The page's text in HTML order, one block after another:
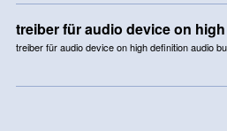
treiber für audio device on
treiber für audio device on high definition audio